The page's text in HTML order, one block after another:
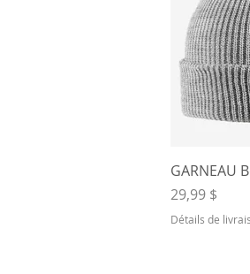
GARNEAU
Prix
29,99 $
Détails de